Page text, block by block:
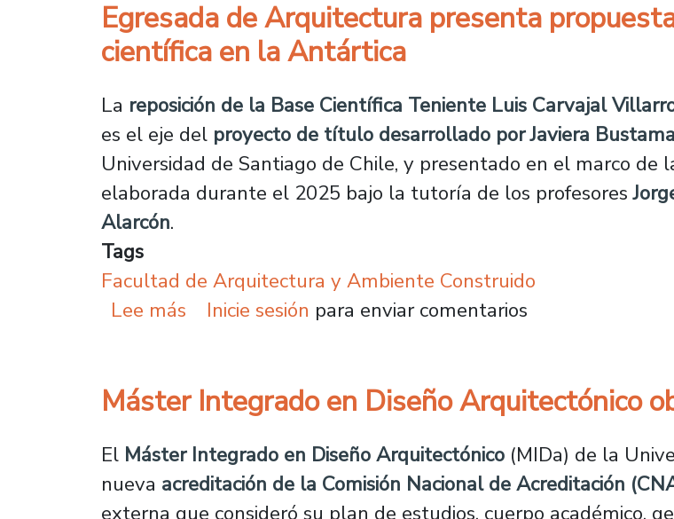
Egresada de Arquitectura presenta
científica en la Antártica
La reposición de la Base Científica Teniente Luis Carvajal
es el eje del proyecto de título desarrollado por Javiera
Universidad de Santiago de Chile, y presentado en el marco de
elaborada durante el 2025 bajo la tutoría de los profesores
Alarcón.
Tags
Facultad de Arquitectura y Ambiente Construido
Lee más sobre Egresada de Arquitectura presenta propuesta
Inicie sesión para enviar comentarios
Máster Integrado en Diseño Arquitectónico
El Máster Integrado en Diseño Arquitectónico (MIDa) de la
nueva acreditación de la Comisión Nacional de Acreditación
externa que consideró su plan de estudios, cuerpo académico,